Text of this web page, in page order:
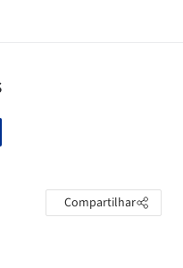
Compartilhar